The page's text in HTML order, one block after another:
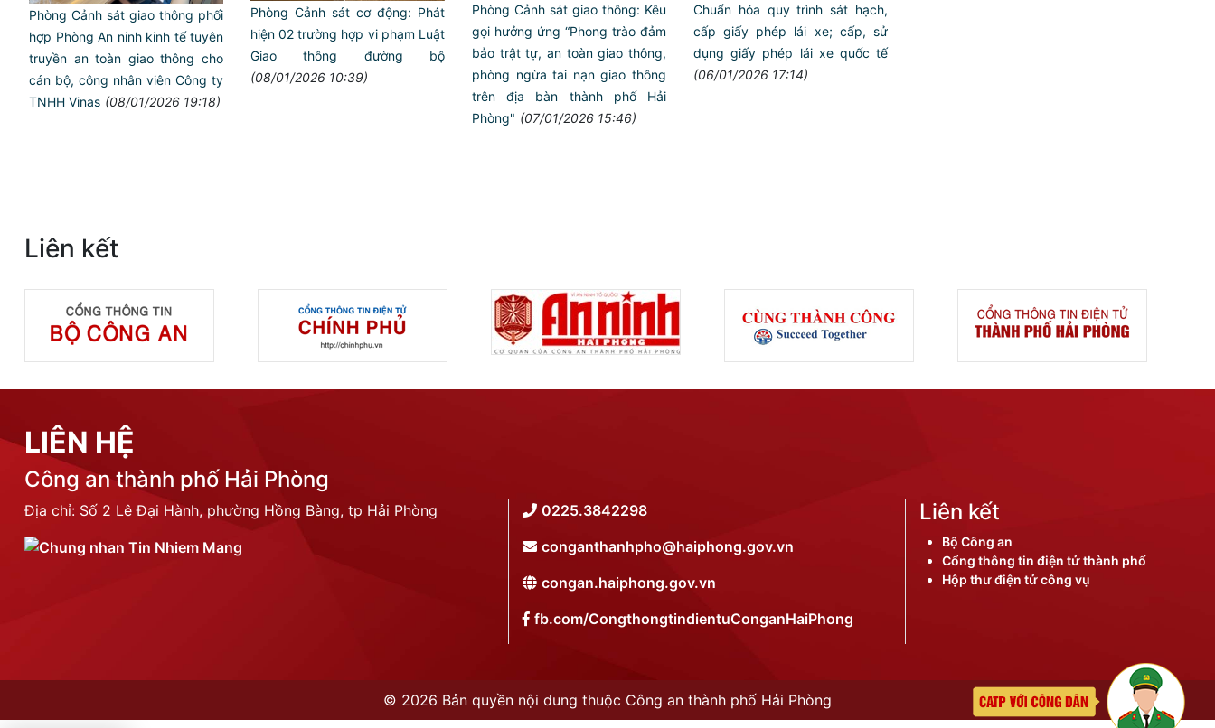
Phòng Cảnh sát giao thông phối
hợp Phòng An ninh kinh tế tuyên
truyền an toàn giao thông cho
cán bộ, công nhân viên Công ty
TNHH Vinas (08/01/2026 19:18)
Phòng Cảnh sát cơ động: Phát
hiện 02 trường hợp vi phạm Luật
Giao thông đường bộ
(08/01/2026 10:39)
Phòng Cảnh sát giao thông: Kêu
gọi hưởng ứng “Phong trào đảm
bảo trật tự, an toàn giao thông,
phòng ngừa tai nạn giao thông
trên địa bàn thành phố Hải
Phòng" (07/01/2026 15:46)
Chuẩn hóa quy trình sát hạch,
cấp giấy phép lái xe; cấp, sử
dụng giấy phép lái xe quốc tế
(06/01/2026 17:14)
Liên kết
LIÊN HỆ
Công an thành phố Hải Phòng
Địa chỉ: Số 2 Lê Đại Hành, phường Hồng Bàng, tp Hải Phòng
0225.3842298
conganthanhpho@haiphong.gov.vn
congan.haiphong.gov.vn
fb.com/CongthongtindientuConganHaiPhong
Liên kết
Bộ Công an
Cổng thông tin điện tử thành phố
Hộp thư điện tử công vụ
© 2026 Bản quyền nội dung thuộc Công an thành phố Hải Phòng